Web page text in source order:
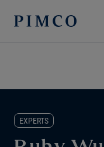
EXPERTS